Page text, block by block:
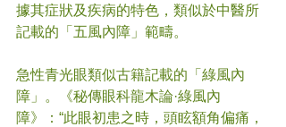
據其症狀及疾病的特色，類似於中醫所
記載的「五風內障」範疇。
急性青光眼類似古籍記載的「綠風內
障」。《秘傳眼科龍木論·綠風內
障》：“此眼初患之時，頭眩額角偏痛，